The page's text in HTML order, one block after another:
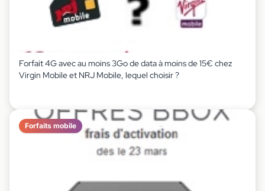
Forfait 4G avec au moins 3Go de data à moins de 15€ chez
Virgin Mobile et NRJ Mobile, lequel choisir ?
Forfaits mobile